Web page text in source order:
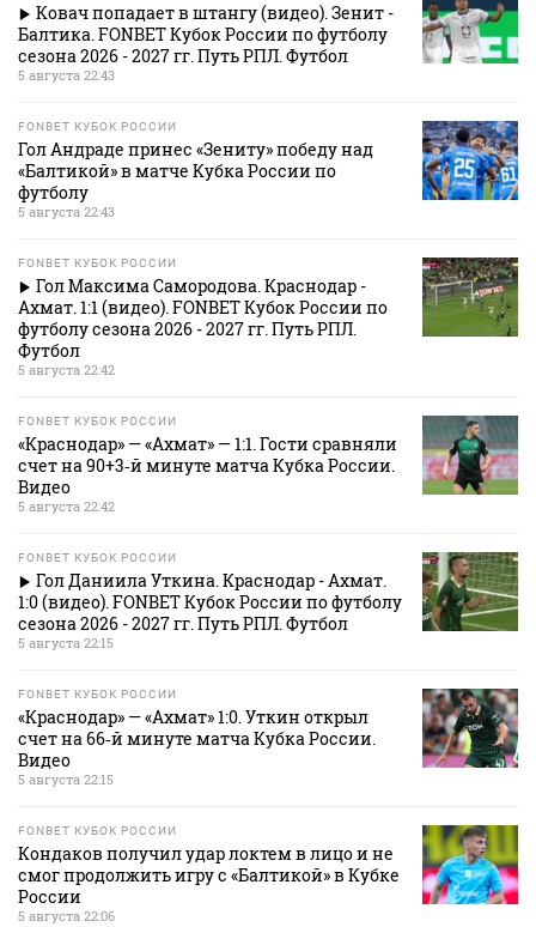
Ковач попадает в штангу (видео). Зенит -
Балтика. FONBET Кубок России по футболу
сезона 2026 - 2027 гг. Путь РПЛ. Футбол
5 августа 22:43
FONBET КУБОК РОССИИ
Гол Андраде принес «Зениту» победу над
«Балтикой» в матче Кубка России по
футболу
5 августа 22:43
FONBET КУБОК РОССИИ
Гол Максима Самородова. Краснодар -
Ахмат. 1:1 (видео). FONBET Кубок России по
футболу сезона 2026 - 2027 гг. Путь РПЛ.
Футбол
5 августа 22:42
FONBET КУБОК РОССИИ
«Краснодар» — «Ахмат» — 1:1. Гости сравняли
счет на 90+3‑й минуте матча Кубка России.
Видео
5 августа 22:42
FONBET КУБОК РОССИИ
Гол Даниила Уткина. Краснодар - Ахмат.
1:0 (видео). FONBET Кубок России по футболу
сезона 2026 - 2027 гг. Путь РПЛ. Футбол
5 августа 22:15
FONBET КУБОК РОССИИ
«Краснодар» — «Ахмат» 1:0. Уткин открыл
счет на 66‑й минуте матча Кубка России.
Видео
5 августа 22:15
FONBET КУБОК РОССИИ
Кондаков получил удар локтем в лицо и не
смог продолжить игру с «Балтикой» в Кубке
России
5 августа 22:06